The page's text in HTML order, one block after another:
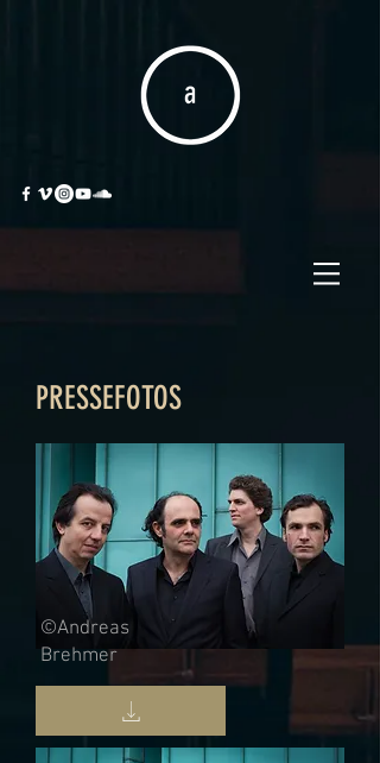
PRESSEFOTOS
©Andreas
Brehmer